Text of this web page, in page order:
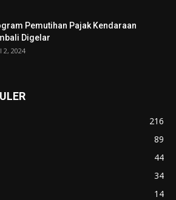
Pemutihan Pajak Kendaraan
Digelar
2, 2024
216
89
44
34
14